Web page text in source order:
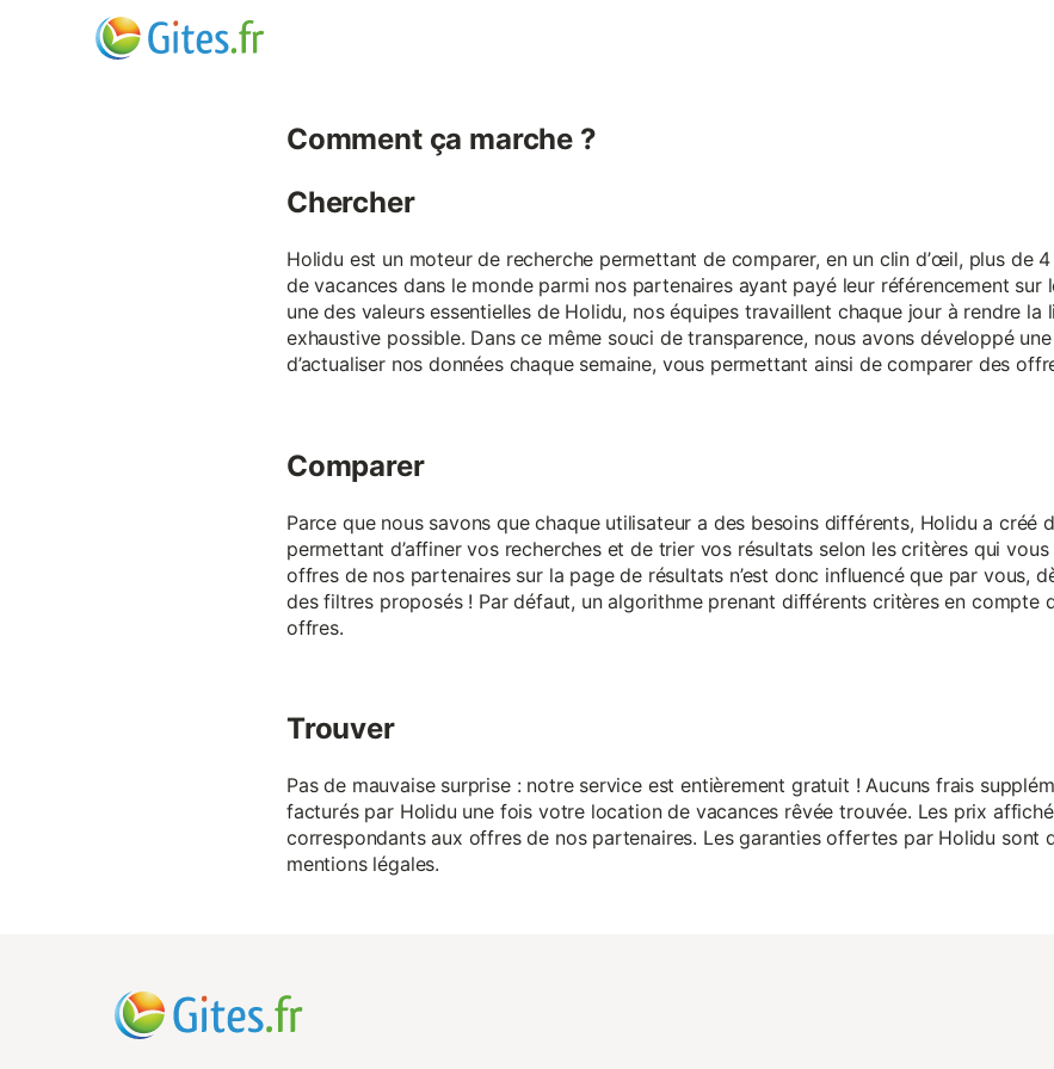
Comment ça marche ?
Chercher
Holidu est un moteur de recherche permettant de comparer, en un clin d’œil, plus de
de vacances dans le monde parmi nos partenaires ayant payé leur référencement sur
une des valeurs essentielles de Holidu, nos équipes travaillent chaque jour à rendre
exhaustive possible. Dans ce même souci de transparence, nous avons développé
d’actualiser nos données chaque semaine, vous permettant ainsi de comparer des
Comparer
Parce que nous savons que chaque utilisateur a des besoins différents, Holidu a créé
permettant d’affiner vos recherches et de trier vos résultats selon les critères qui
offres de nos partenaires sur la page de résultats n’est donc influencé que par vous,
des filtres proposés ! Par défaut, un algorithme prenant différents critères en compte
offres.
Trouver
Pas de mauvaise surprise : notre service est entièrement gratuit ! Aucuns frais
facturés par Holidu une fois votre location de vacances rêvée trouvée. Les prix
correspondants aux offres de nos partenaires. Les garanties offertes par Holidu sont
mentions légales.